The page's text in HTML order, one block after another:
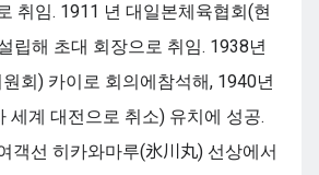
취임. 1911 년 대일본체육협회(현
립해 초대 회장으로 취임. 1938년
회) 카이로 회의에참석해, 1940년
세계 대전으로 취소) 유치에 성공.
객선 히카와마루(氷川丸) 선상에서